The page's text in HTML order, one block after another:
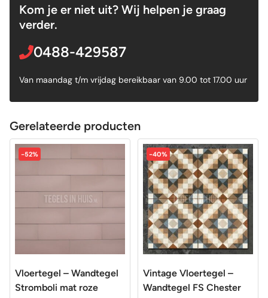
Kom je er niet uit? Wij helpen je graag
verder.
0488-429587
Van maandag t/m vrijdag bereikbaar van 9.00 tot 17.00 uur
Gerelateerde producten
-52%
Vloertegel – Wandtegel
Stromboli mat roze
-40%
Vintage Vloertegel –
Wandtegel FS Chester